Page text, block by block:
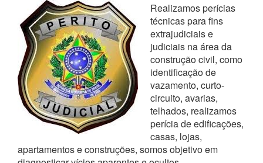
Realizamos perícias
técnicas para fins
extrajudiciais e
judiciais na área da
construção civil, como
identificação de
vazamento, curto-
circuito, avarias,
telhados, realizamos
perícia de edificações,
casas, lojas,
apartamentos e construções, somos objetivo em